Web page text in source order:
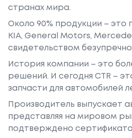
странах мира.
Около 90% продукции – это
KIA, General Motors,
свидетельством
История компании – это
решений. И сегодня CTR –
запчасти для автомобилей
Производитель выпускает
представляя на мировом
подтверждено